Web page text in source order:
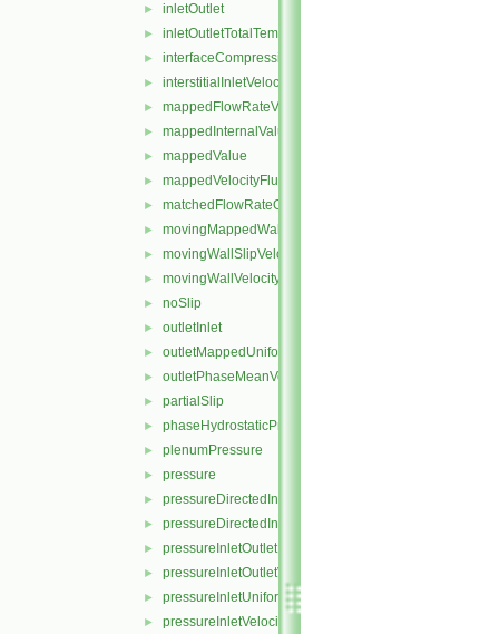
► inletOutlet
► inletOutletTotalTemperature
► interfaceCompression
► interstitialInletVelocity
► mappedFlowRateVelocity
► mappedInternalValue
► mappedValue
► mappedVelocityFlux
► matchedFlowRateOutletVelocity
► movingMappedWallVelocity
► movingWallSlipVelocity
► movingWallVelocity
► noSlip
► outletInlet
► outletMappedUniformInlet
► outletPhaseMeanVelocity
► partialSlip
► phaseHydrostaticPressure
► plenumPressure
► pressure
► pressureDirectedInletOutletVelocity
► pressureDirectedInletVelocity
► pressureInletOutletParSlipVelocity
► pressureInletOutletVelocity
► pressureInletUniformVelocity
► pressureInletVelocity